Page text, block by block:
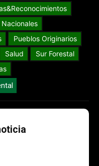
Pueblos Originarios
Salud
Sur Forestal